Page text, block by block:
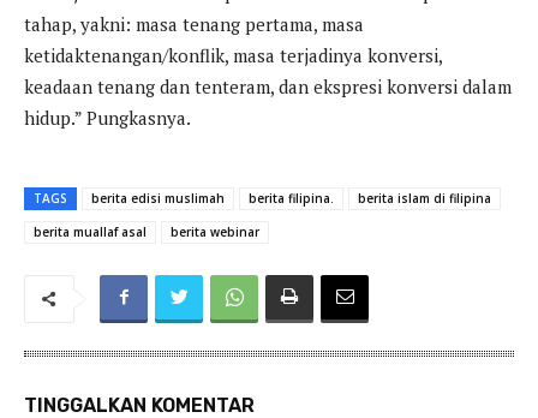
tahap, yakni: masa tenang pertama, masa
ketidaktenangan/konflik, masa terjadinya konversi,
keadaan tenang dan tenteram, dan ekspresi konversi dalam
hidup.” Pungkasnya.
TAGS berita edisi muslimah berita filipina.
berita islam di filipina
berita muallaf asal
berita webinar
TINGGALKAN KOMENTAR